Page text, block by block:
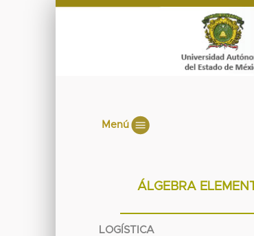
Menú
ÁLGEBRA
LOGÍSTICA